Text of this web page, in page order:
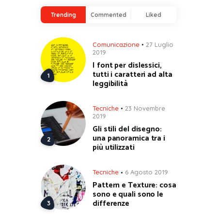
Trending Commented Liked
Comunicazione
27 Luglio
2019
I font per dislessici,
tutti i caratteri ad alta
leggibilità
Tecniche
23 Novembre
2019
Gli stili del disegno:
una panoramica tra i
più utilizzati
Tecniche 6 Agosto 2019
Pattern e Texture: cosa
sono e quali sono le
differenze